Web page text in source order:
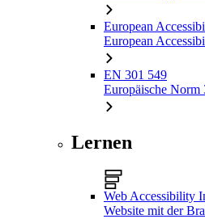
European
European
EN 301 549
Europäische Norm
Lernen
Web Accessibility
Website mit der